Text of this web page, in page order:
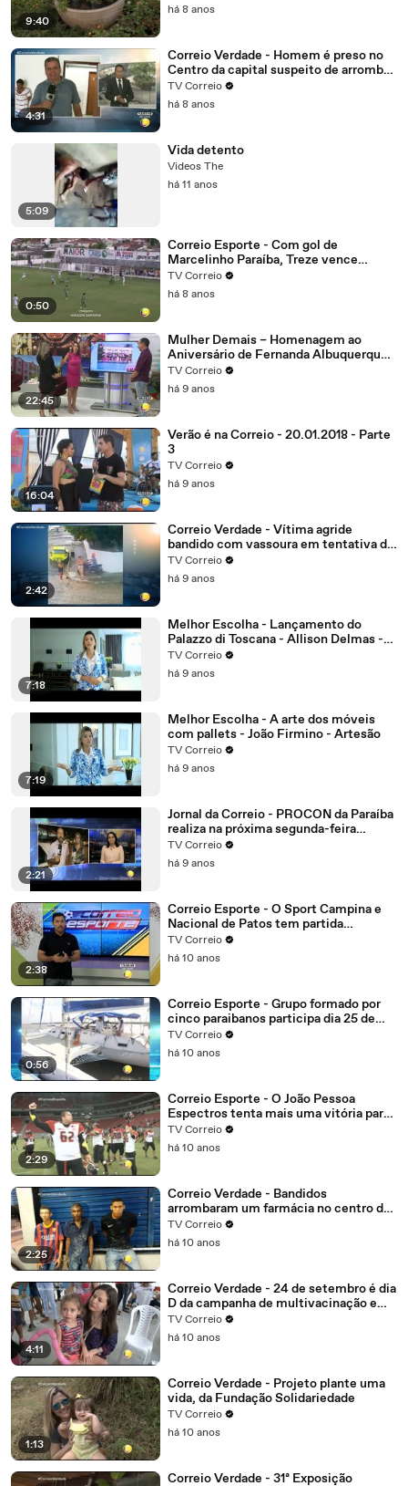
9:40
há 8 anos
4:31
Correio Verdade - Homem é preso no
Centro da capital suspeito de arrombar
uma casa
TV Correio
há 8 anos
5:09
Vida detento
Videos The
há 11 anos
0:50
Correio Esporte - Com gol de
Marcelinho Paraíba, Treze vence
Nacional de Patos, alivia a crise e abre
vantagem na liderança do grupo B
TV Correio
há 8 anos
22:45
Mulher Demais – Homenagem ao
Aniversário de Fernanda Albuquerque.
Parte 4
TV Correio
há 9 anos
16:04
Verão é na Correio - 20.01.2018 - Parte
3
TV Correio
há 9 anos
2:42
Correio Verdade - Vítima agride
bandido com vassoura em tentativa de
assalto no bairro dos Estados
TV Correio
há 9 anos
7:18
Melhor Escolha - Lançamento do
Palazzo di Toscana - Allison Delmas -
Sócio diretor
TV Correio
há 9 anos
7:19
Melhor Escolha - A arte dos móveis
com pallets - João Firmino - Artesão
TV Correio
há 9 anos
2:21
Jornal da Correio - PROCON da Paraíba
realiza na próxima segunda-feira
mutirão online para negociação de
dívidas
TV Correio
há 9 anos
2:38
Correio Esporte - O Sport Campina e
Nacional de Patos tem partida
importante.
TV Correio
há 10 anos
0:56
Correio Esporte - Grupo formado por
cinco paraibanos participa dia 25 de
setembro da edição 2016 da regata
refeno, considerada uma das maiores
TV Correio
há 10 anos
2:29
Correio Esporte - O João Pessoa
Espectros tenta mais uma vitória para
garantir vantagem
TV Correio
há 10 anos
2:25
Correio Verdade - Bandidos
arrombaram um farmácia no centro de
Campina Grande, o alarme disparou
eles não tiveram tempo de correr e
TV Correio
há 10 anos
4:11
Correio Verdade - 24 de setembro é dia
D da campanha de multivacinação em
João Pessoa
TV Correio
há 10 anos
1:13
Correio Verdade - Projeto plante uma
vida, da Fundação Solidariedade
TV Correio
há 10 anos
Correio Verdade - 31ª Exposição